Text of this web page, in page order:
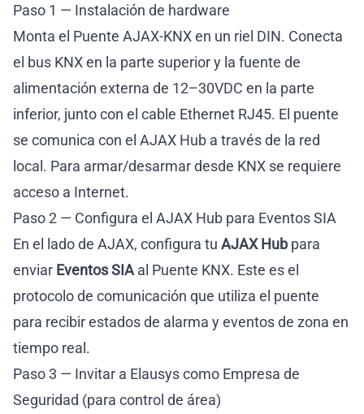
Paso 1 — Instalación de hardware
Monta el Puente AJAX-KNX en un riel DIN. Conecta
el bus KNX en la parte superior y la fuente de
alimentación externa de 12–30VDC en la parte
inferior, junto con el cable Ethernet RJ45. El puente
se comunica con el AJAX Hub a través de la red
local. Para armar/desarmar desde KNX se requiere
acceso a Internet.
Paso 2 — Configura el AJAX Hub para Eventos SIA
En el lado de AJAX, configura tu AJAX Hub para
enviar Eventos SIA al Puente KNX. Este es el
protocolo de comunicación que utiliza el puente
para recibir estados de alarma y eventos de zona en
tiempo real.
Paso 3 — Invitar a Elausys como Empresa de
Seguridad (para control de área)